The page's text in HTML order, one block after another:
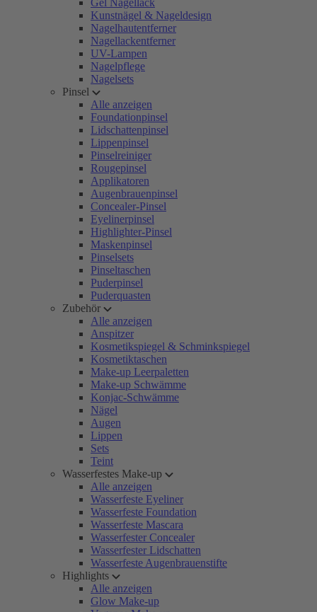
Gel Nagellack
Kunstnägel & Nageldesign
Nagelhautentferner
Nagellackentferner
UV-Lampen
Nagelpflege
Nagelsets
Pinsel
Alle anzeigen
Foundationpinsel
Lidschattenpinsel
Lippenpinsel
Pinselreiniger
Rougepinsel
Applikatoren
Augenbrauenpinsel
Concealer-Pinsel
Eyelinerpinsel
Highlighter-Pinsel
Maskenpinsel
Pinselsets
Pinseltaschen
Puderpinsel
Puderquasten
Zubehör
Alle anzeigen
Anspitzer
Kosmetikspiegel & Schminkspiegel
Kosmetiktaschen
Make-up Leerpaletten
Make-up Schwämme
Konjac-Schwämme
Nägel
Augen
Lippen
Sets
Teint
Wasserfestes Make-up
Alle anzeigen
Wasserfeste Eyeliner
Wasserfeste Foundation
Wasserfeste Mascara
Wasserfester Concealer
Wasserfester Lidschatten
Wasserfeste Augenbrauenstifte
Highlights
Alle anzeigen
Glow Make-up